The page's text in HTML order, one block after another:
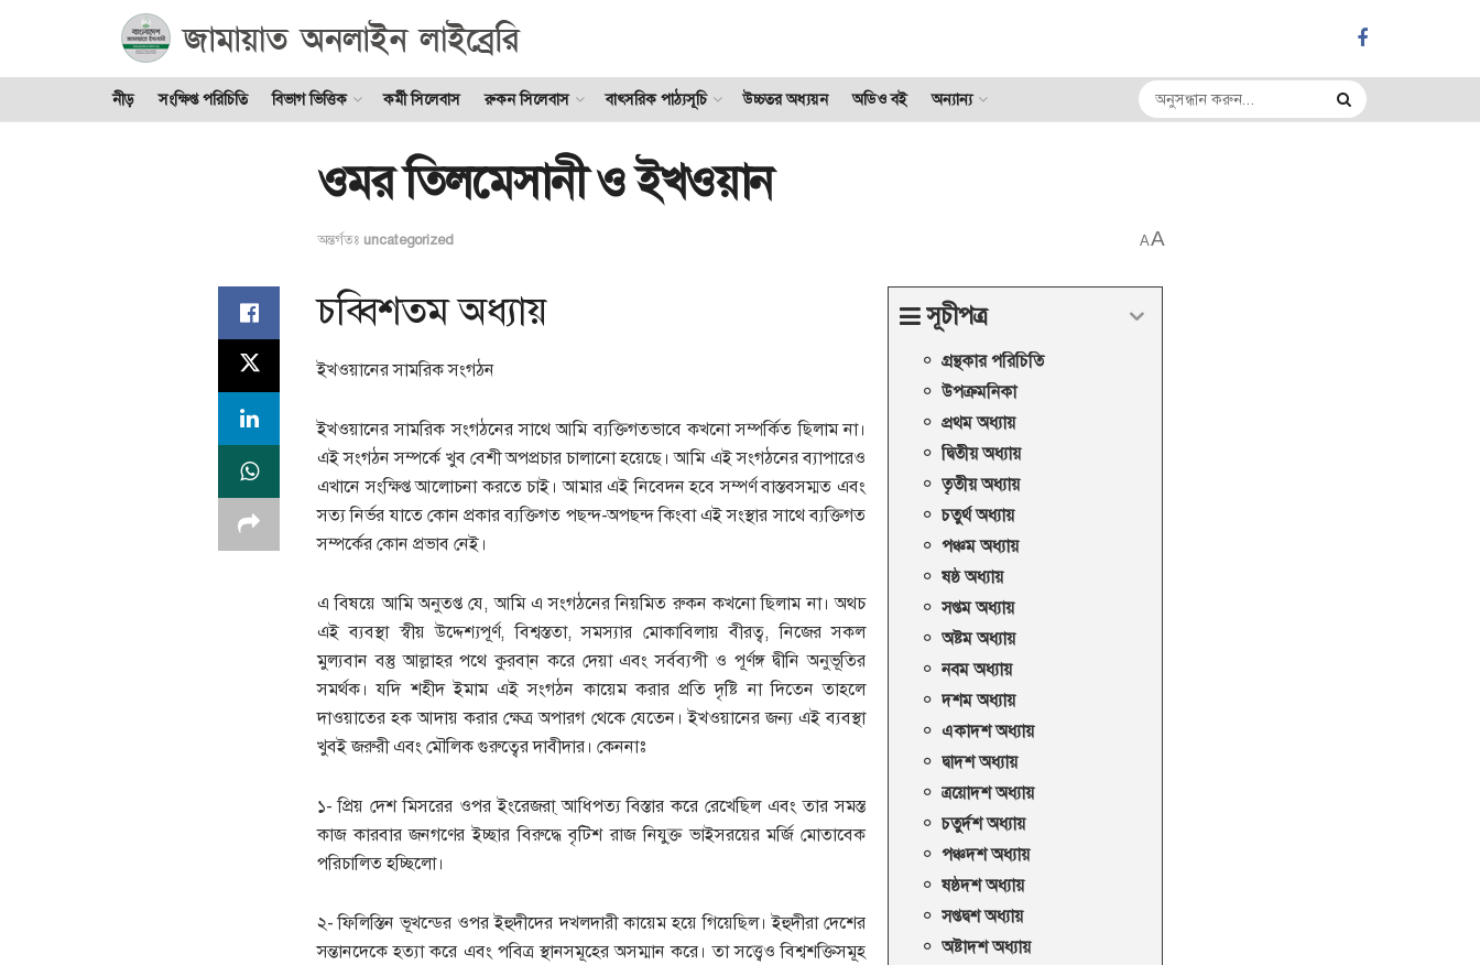
নীড় সংক্ষিপ্ত পরিচিতি বিভাগ ভিত্তিক কর্মী সিলেবাস রুকন সিলেবাস বাৎসরিক পাঠ্যসূচি উচ্চতর অধ্যয়ন অডিও বই অন্যান্য
ওমর তিলমেসানী ও ইখওয়ান
অন্তর্গতঃ uncategorized AA
সূচীপত্র
গ্রন্থকার পরিচিতি
উপক্রমনিকা
প্রথম অধ্যায়
দ্বিতীয় অধ্যায়
তৃতীয় অধ্যায়
চতুর্থ অধ্যায়
পঞ্চম অধ্যায়
ষষ্ঠ অধ্যায়
সপ্তম অধ্যায়
অষ্টম অধ্যায়
নবম অধ্যায়
দশম অধ্যায়
একাদশ অধ্যায়
দ্বাদশ অধ্যায়
ত্রয়োদশ অধ্যায়
চতুর্দশ অধ্যায়
পঞ্চদশ অধ্যায়
ষষ্ঠদশ অধ্যায়
সপ্তদ্বশ অধ্যায়
অষ্টাদশ অধ্যায়
চব্বিশতম অধ্যায়
ইখওয়ানের সামরিক সংগঠন
ইখওয়ানের সামরিক সংগঠনের সাথে আমি ব্যক্তিগতভাবে কখনো সম্পর্কিত ছিলাম না।
এই সংগঠন সম্পর্কে খুব বেশী অপপ্রচার চালানো হয়েছে। আমি এই সংগঠনের ব্যাপারেও
এখানে সংক্ষিপ্ত আলোচনা করতে চাই। আমার এই নিবেদন হবে সম্পর্ণ বাস্তবসম্মত এবং
সত্য নির্ভর যাতে কোন প্রকার ব্যক্তিগত পছন্দ-অপছন্দ কিংবা এই সংস্থার সাথে ব্যক্তিগত
সম্পর্কের কোন প্রভাব নেই।
এ বিষয়ে আমি অনুতপ্ত যে, আমি এ সংগঠনের নিয়মিত রুকন কখনো ছিলাম না। অথচ
এই ব্যবস্থা স্বীয় উদ্দেশ্যপূর্ণ, বিশ্বস্ততা, সমস্যার মোকাবিলায় বীরত্ব, নিজের সকল
মুল্যবান বস্তু আল্লাহর পথে কুরবা্ন করে দেয়া এবং সর্বব্যপী ও পূর্ণঙ্গ দ্বীনি অনুভূতির
সমর্থক। যদি শহীদ ইমাম এই সংগঠন কায়েম করার প্রতি দৃষ্টি না দিতেন তাহলে
দাওয়াতের হক আদায় করার ক্ষেত্র অপারগ থেকে যেতেন। ইখওয়ানের জন্য এই ব্যবস্থা
খুবই জরুরী এবং মৌলিক গুরুত্বের দাবীদার। কেননাঃ
১- প্রিয় দেশ মিসরের ওপর ইংরেজরা্ আধিপত্য বিস্তার করে রেখেছিল এবং তার সমস্ত
কাজ কারবার জনগণের ইচ্ছার বিরুদ্ধে বৃটিশ রাজ নিযু্ক্ত ভাইসরয়ের মর্জি মোতাবেক
পরিচালিত হচ্ছিলো।
২- ফিলিস্তিন ভূখন্ডের ওপর ইহুদীদের দখলদারী কায়েম হয়ে গিয়েছিল। ইহুদীরা দেশের
সন্তানদেকে হত্যা করে এবং পবিত্র স্থানসমূহের অসম্মান করে। তা সত্ত্বেও বিশ্বশক্তিসমূহ